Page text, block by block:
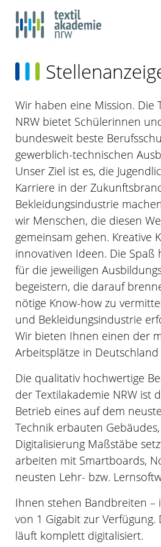
Wir haben eine Mission. Die
NRW bietet Schülerinnen
bundesweit beste
gewerblich-technischen
Unser Ziel ist es, die
Karriere in der
Bekleidungsindustrie
wir Menschen, die diesen
gemeinsam gehen. Kreative
innovativen Ideen. Die Spaß
für die jeweiligen
begeistern, die darauf
nötige Know-how zu
und Bekleidungsindustrie
Wir bieten Ihnen einen der
Arbeitsplätze in Deutschland
Die qualitativ hochwertige
der Textilakademie NRW ist
Betrieb eines auf dem
Technik erbauten
Digitalisierung Maßstäbe
arbeiten mit Smartboards,
neusten Lehr- bzw.
Ihnen stehen Bandbreiten –
von 1 Gigabit zur Verfügung.
läuft komplett digitalisiert.